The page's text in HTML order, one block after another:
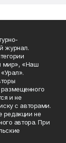
журнал.
мир», «Наш
и не
с авторами.
редакции не
автора. При